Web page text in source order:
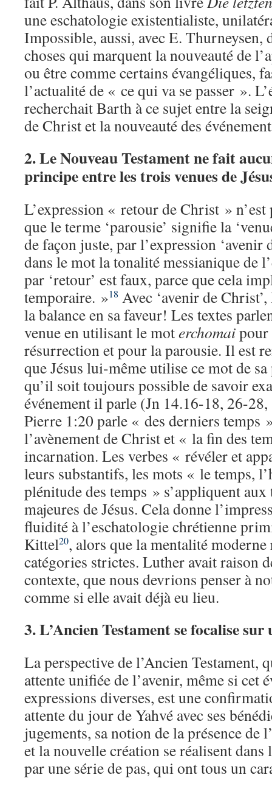
une eschatologie existentialiste,
Impossible, aussi, avec E. Thurneysen,
choses qui marquent la nouveauté de
ou être comme certains évangéliques,
l’actualité de « ce qui va se passer ».
recherchait Barth à ce sujet entre la
de Christ et la nouveauté des
2. Le Nouveau Testament ne fait
principe entre les trois venues de
L’expression « retour de Christ »
que le terme ‘parousie’ signifie la
de façon juste, par l’expression
dans le mot la tonalité messianique de
par ‘retour’ est faux, parce que cela
temporaire. »18 Avec ‘avenir de
la balance en sa faveur! Les textes
venue en utilisant le moterchomaipour
résurrection et pour la parousie. Il est
que Jésus lui-même utilise ce mot de
qu’il soit toujours possible de savoir
événement il parle (Jn 14.16-18, 26-
Pierre 1:20 parle « des derniers temps
l’avènement de Christ et « la fin des
incarnation. Les verbes « révéler et
leurs substantifs, les mots « le temps,
plénitude des temps » s’appliquent
majeures de Jésus. Cela donne
fluidité à l’eschatologie chrétienne
Kittel20, alors que la mentalité moderne
catégories strictes. Luther avait raison
contexte, que nous devrions penser à
comme si elle avait déjà eu lieu.
3. L’Ancien Testament se focalise
La perspective de l’Ancien Testament,
attente unifiée de l’avenir, même si cet
expressions diverses, est une
attente du jour de Yahvé avec ses
jugements, sa notion de la présence de
et la nouvelle création se réalisent dans
par une série de pas, qui ont tous un